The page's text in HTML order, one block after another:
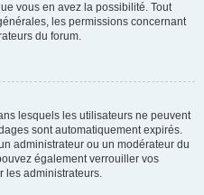
vous en avez la possibilité. Tout
les permissions concernant
du forum.
lesquels les utilisateurs ne peuvent
sont automatiquement expirés.
administrateur ou un modérateur du
également verrouiller vos
les administrateurs.